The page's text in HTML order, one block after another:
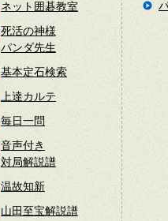
ネット囲碁教室
死活の神様
パンダ先生
基本定石検索
上達カルテ
毎日一問
音声付き
対局解説譜
温故知新
山田至宝解説譜